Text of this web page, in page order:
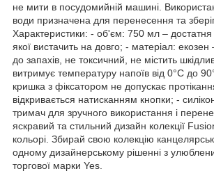
не мити в посудомийній машині.
води призначена для перенесення та
Характеристики: - об'єм: 750 мл – достатня
якої вистачить на довго; - матеріал: екозен
до запахів, не токсичний, не містить
витримує температуру напоїв від 0°С до
кришка з фіксатором не допускає
відкривається натисканням кнопки; -
тримач для зручного використання і
яскравий та стильний дизайн колекції
кольорі. Збирай свою колекцію
одному дизайнерському рішенні з
торгової марки Yes.